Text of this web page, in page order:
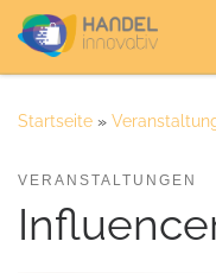
Zum Inhalt springen
Startseite »
VERANSTALTUNGEN